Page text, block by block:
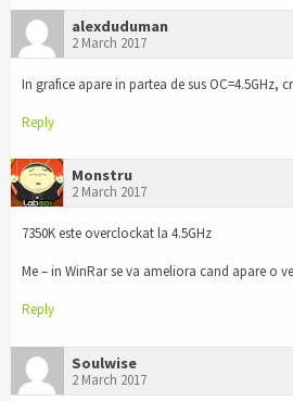
alexduduman
2 March 2017
In grafice apare in partea de sus OC=4.5GHz,
Reply
Monstru
2 March 2017
7350K este overclockat la 4.5GHz
Me – in WinRar se va ameliora cand apare o
Reply
Soulwise
2 March 2017